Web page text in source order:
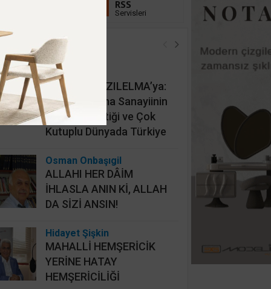
RSS
Servisleri
Köşe Yazarları
İsmail Cingöz
KAAN’dan KIZILELMA’ya:
Türk Savunma Sanayiinin
Yeni Jeopolitiği ve Çok
Kutuplu Dünyada Türkiye
Osman Onbaşıgil
ALLAHI HER DÂİM
İHLASLA ANIN Kİ, ALLAH
DA SİZİ ANSIN!
Hidayet Şişkin
MAHALLİ HEMŞERİCİK
YERİNE HATAY
HEMŞERİCİLİĞİ